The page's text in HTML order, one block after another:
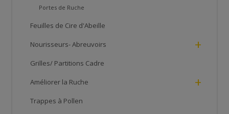
Portes de Ruche
Feuilles de Cire d'Abeille
Nourisseurs- Abreuvoirs +
Grilles/ Partitions Cadre
Améliorer la Ruche +
Trappes à Pollen